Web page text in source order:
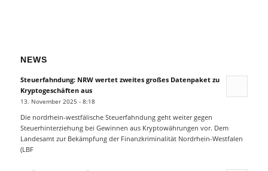
NEWS
Steuerfahndung: NRW wertet zweites großes Datenpaket zu
Kryptogeschäften aus
13. November 2025 - 8:18
Die nordrhein-westfälische Steuerfahndung geht weiter gegen
Steuerhinterziehung bei Gewinnen aus Kryptowährungen vor. Dem
Landesamt zur Bekämpfung der Finanzkriminalität Nordrhein-Westfalen
(LBF